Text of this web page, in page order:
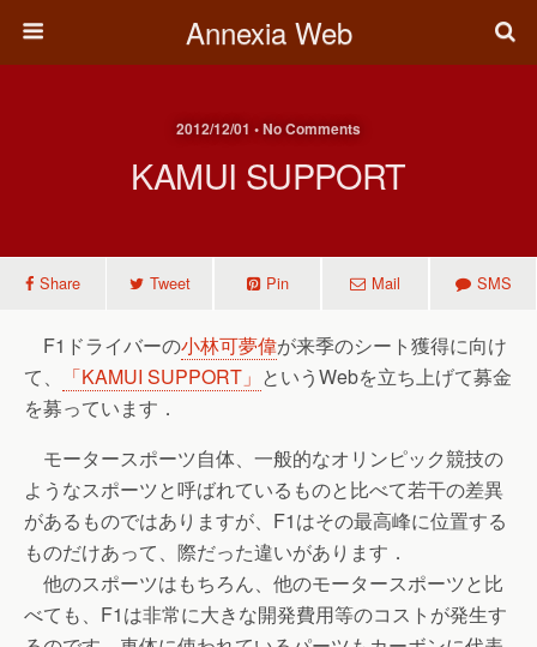
Annexia Web
2012/12/01 • No Comments
KAMUI SUPPORT
Share Tweet Pin Mail SMS
F1ドライバーの小林可夢偉が来季のシート獲得に向け
て、
「KAMUI SUPPORT」 というWebを立ち上げて募金
を募っています．
モータースポーツ自体、一般的なオリンピック競技の
ようなスポーツと呼ばれているものと比べて若干の差異
があるものではありますが、F1はその最高峰に位置する
ものだけあって、際だった違いがあります．
他のスポーツはもちろん、他のモータースポーツと比
べても、F1は非常に大きな開発費用等のコストが発生す